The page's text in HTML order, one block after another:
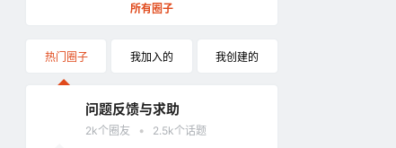
所有圈子
热门圈子 我加入的 我创建的
问题反馈与求助
2k个圈友 • 2.5k个话题